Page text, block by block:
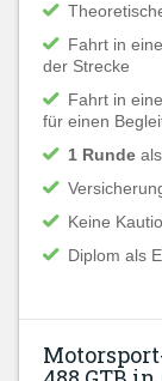
Fahrt in
der Strecke
Fahrt in
für einen
1 Runde
Keine
Diplom als